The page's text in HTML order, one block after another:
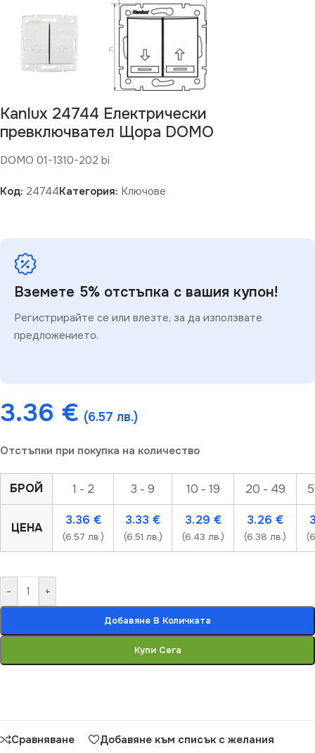
Kanlux 24744 Електрически
превключвател Щора DOMO
DOMO 01-1310-202 bi
Код: 24744Категория: Ключове
Вземете 5% отстъпка с вашия купон!
Регистрирайте се или влезте, за да използвате
предложението.
3.36 € (6.57 лв.)
Отстъпки при покупка на количество
БРОЙ 1 - 2 3 - 9 10 - 19 20 - 49
ЦЕНА
3.36 €
(6.57 лв.)
3.33 €
(6.51 лв.)
3.29 €
(6.43 лв.)
3.26 €
(6.38 лв.)
- +
Добавяне В Количката
Купи Сега
Сравняване Добавяне към списък с желания